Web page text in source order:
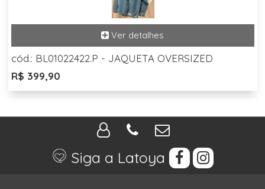
cód.: BL01022422.P - JAQUETA OVERSIZED
R$ 399,90
Siga a Latoya